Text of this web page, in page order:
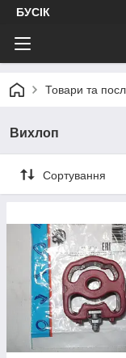
БУСІК
Товари та
Вихлоп
Сортування